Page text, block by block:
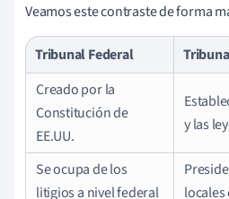
Veamos este contraste de forma
Tribunal Federal
Creado por la
Constitución de
EE.UU.
y las
Se ocupa de los
litigios a nivel federal